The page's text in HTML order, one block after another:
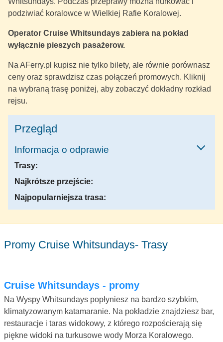
podziwiać koralowce w Wielkiej Rafie Koralowej.
Operator Cruise Whitsundays zabiera na pokład
wyłącznie pieszych pasażerow.
Na AFerry.pl kupisz nie tylko bilety, ale równie porównasz
ceny oraz sprawdzisz czas połączeń promowych. Kliknij
na wybraną trasę poniżej, aby zobaczyć dokładny rozkład
rejsu.
Przegląd
Informacja o odprawie
Trasy:
Najkrótsze przejście:
Najpopularniejsza trasa:
Promy Cruise Whitsundays- Trasy
Cruise Whitsundays - promy
Na Wyspy Whitsundays popłyniesz na bardzo szybkim,
klimatyzowanym katamaranie. Na pokładzie znajdziesz bar,
restauracje i taras widokowy, z którego rozpościerają się
piękne widoki na turkusowe wody Morza Koralowego.